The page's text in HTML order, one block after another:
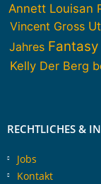
Annett Louisan
Vincent Gross
Jahres Fantasy
Kelly Der Berg
RECHTLICHES &
Jobs
Kontakt